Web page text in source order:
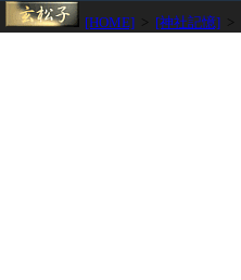
[HOME] [神社記憶]